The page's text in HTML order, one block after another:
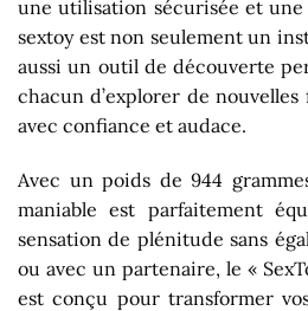
une utilisation sécurisée et une
sextoy est non seulement un
aussi un outil de découverte
chacun d’explorer de nouvelles
avec confiance et audace.
Avec un poids de 944
maniable est parfaitement
sensation de plénitude sans
ou avec un partenaire, le «
est conçu pour transformer